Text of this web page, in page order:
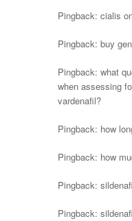
Pingback: cialis
Pingback: buy
Pingback: what
when assessing
vardenafil?
Pingback: how
Pingback: how
Pingback:
Pingback: